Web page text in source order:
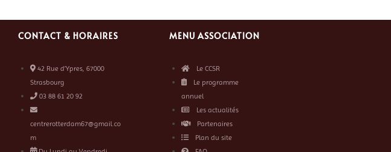
CONTACT & HORAIRES
42 Rue d’Ypres, 67000
Strasbourg
03 88 61 20 92
centrerotterdam67@gmail.co
m
MENU ASSOCIATION
Le CCSR
Le programme
annuel
Les actualités
Partenaires
Plan du site